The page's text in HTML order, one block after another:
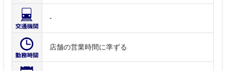
-
店舗の営業時間に準ずる